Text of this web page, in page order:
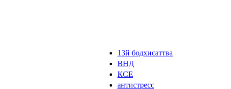
13й бодхисаттва
ВНД
КСЕ
антистресс